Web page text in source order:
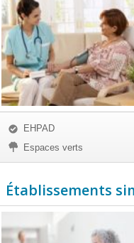
EHPAD
Espaces verts
Établissements